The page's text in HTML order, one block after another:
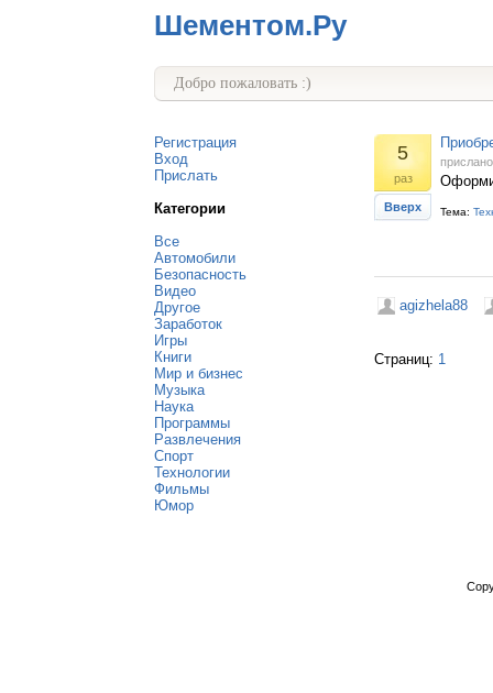
Шементом.Ру
Добро пожаловать :)
Регистрация
Вход
Прислать
Категории
Все
Автомобили
Безопасность
Видео
Другое
Заработок
Игры
Книги
Мир и бизнес
Музыка
Наука
Программы
Развлечения
Спорт
Технологии
Фильмы
Юмор
5
раз
Вверх Тема:
agizhela88
Страниц: 1